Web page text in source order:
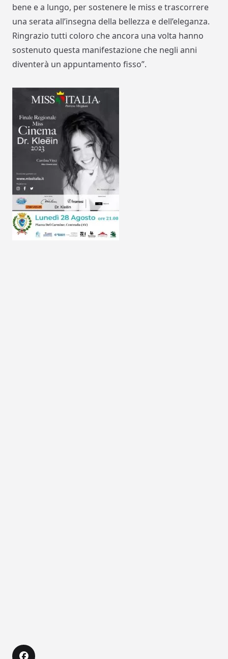
bene e a lungo, per sostenere le miss e trascorrere
una serata all’insegna della bellezza e dell’eleganza.
Ringrazio tutti coloro che ancora una volta hanno
sostenuto questa manifestazione che negli anni
diventerà un appuntamento fisso”.